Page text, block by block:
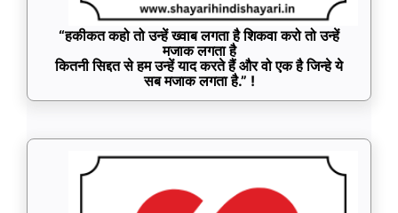
“हकीकत कहो तो उन्हें ख्वाब लगता है शिकवा करो तो उन्हें
मजाक लगता है
कितनी सिद्दत से हम उन्हें याद करते हैं और वो एक है जिन्हे ये
सब मजाक लगता है.” !